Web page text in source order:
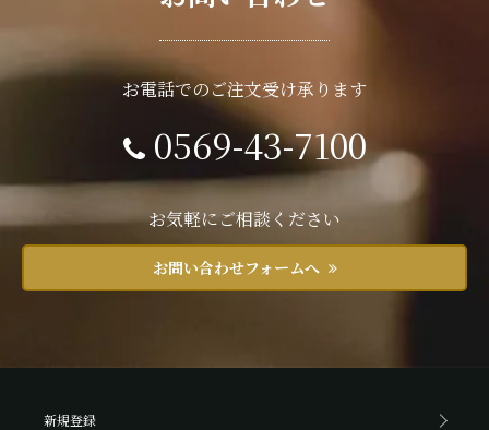
お電話でのご注文受け承ります
0569-43-7100
お気軽にご相談ください
お問い合わせフォームへ
新規登録